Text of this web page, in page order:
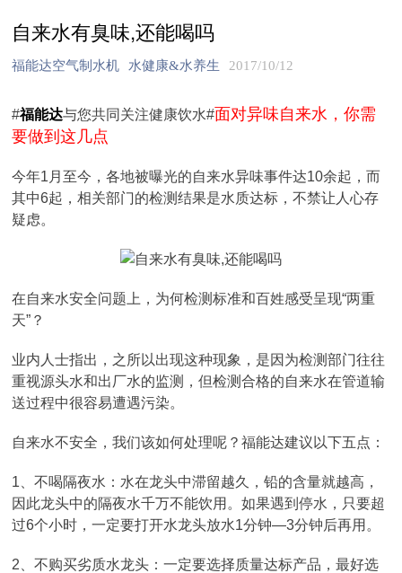
自来水有臭味,还能喝吗
福能达空气制水机 水健康&水养生 2017/10/12
#福能达与您共同关注健康饮水#面对异味自来水，你需
要做到这几点
今年1月至今，各地被曝光的自来水异味事件达10余起，而
其中6起，相关部门的检测结果是水质达标，不禁让人心存
疑虑。
在自来水安全问题上，为何检测标准和百姓感受呈现“两重
天”？
业内人士指出，之所以出现这种现象，是因为检测部门往往
重视源头水和出厂水的监测，但检测合格的自来水在管道输
送过程中很容易遭遇污染。
自来水不安全，我们该如何处理呢？福能达建议以下五点：
1、不喝隔夜水：水在龙头中滞留越久，铅的含量就越高，
因此龙头中的隔夜水千万不能饮用。如果遇到停水，只要超
过6个小时，一定要打开水龙头放水1分钟—3分钟后再用。
2、不购买劣质水龙头：一定要选择质量达标产品，最好选